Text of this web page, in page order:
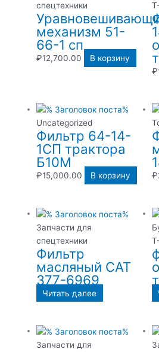
спецтехники
механизм 51-
66-1 сп
₽12,700.00 В корзину
₽
Uncategorized
Фильтр 64-14-
1СП трактора
Б10М
₽15,000.00 В корзину ₽
Запчасти для
спецтехники
Фильтр
масляный CAT
377-6969
Читать далее
Запчасти для